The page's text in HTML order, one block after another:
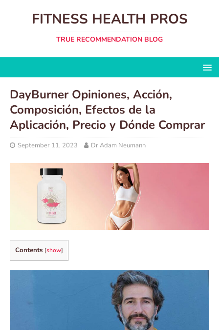
FITNESS HEALTH PROS
TRUE RECOMMENDATION BLOG
DayBurner Opiniones, Acción,
Composición, Efectos de la
Aplicación, Precio y Dónde Comprar
September 11, 2023 Dr Adam Neumann
Contents [show]